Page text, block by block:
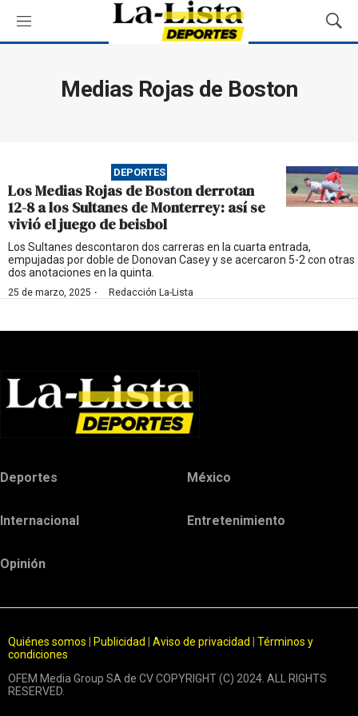
M
e
M
o
ú
s
q
u
a
Medias Rojas de Boston
DEPORTES
Los Medias Rojas de Boston derrotan
12-8 a los Sultanes de Monterrey: así se
vivió el juego de beisbol
Los Sultanes descontaron dos carreras en la cuarta entrada,
empujadas por doble de Donovan Casey y se acercaron 5-2 con otras
dos anotaciones en la quinta.
25 de marzo, 2025 · Redacción La-Lista
Deportes México
Internacional Entretenimiento
Opinión
Quiénes somos Publicidad Aviso de privacidad
Términos y
condiciones
OFEM Media Group SA de CV COPYRIGHT (C) 2024. ALL RIGHTS
RESERVED.